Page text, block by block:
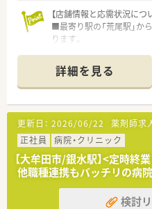
【店舗情報と応需状況につ
■最寄り駅の「荒尾駅」か
ります。
しております。
■薬剤師は4～5名体制で
【法人特徴について】
■九州地方と関東に40店
る薬局チェーンです。
■「患者様のための患者様
寄り添う医療を追求します。
■大型総合病院の門前を中
を高められる環境です。
■1店舗あたりの売上は全
ります（全国平均1憶3千万）
詳細を見る
更新日： 2026/06/22 薬剤師求
正社員
病院・クリニック
【大牟田市/銀水駅】<定時終
他職種連携もバッチリの病
検討